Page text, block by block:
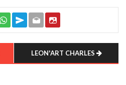
LEON'ART CHARLES